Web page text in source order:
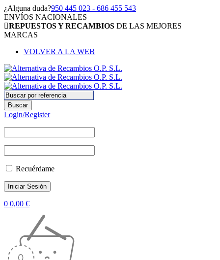
¿Alguna duda?950 445 023 - 686 455 543
ENVÍOS NACIONALES
REPUESTOS Y RECAMBIOS DE LAS MEJORES
MARCAS
VOLVER A LA WEB
Login/Register
Recuérdame
0 0,00 €